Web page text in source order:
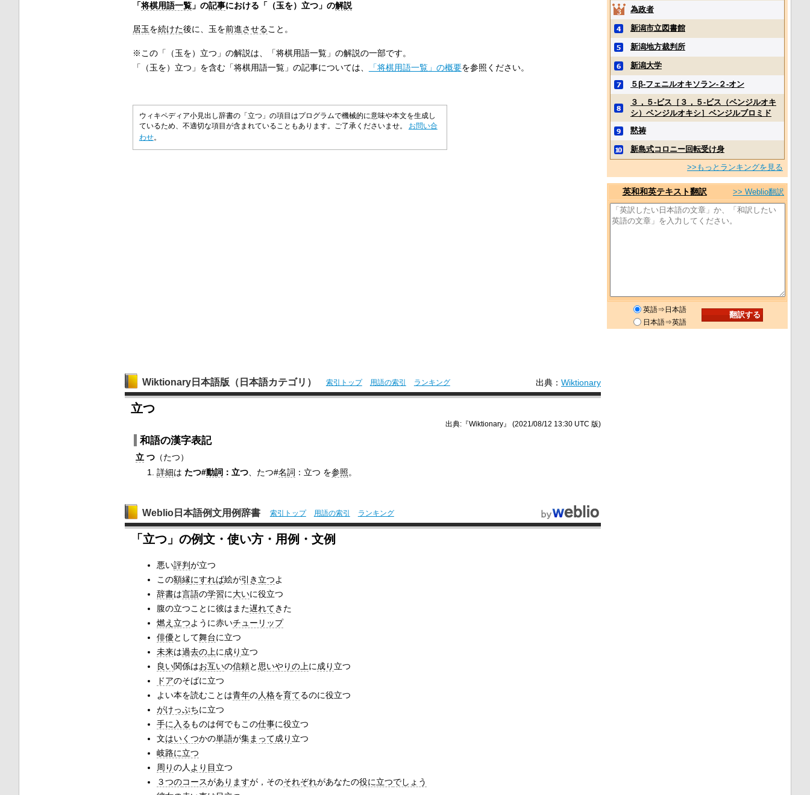
「将棋用語一覧」の記事における「（玉を）立つ」の解説
居玉を続けた後に、玉を前進させること。
※この「（玉を）立つ」の解説は、「将棋用語一覧」の解説の一部です。
「（玉を）立つ」を含む「将棋用語一覧」の記事については、
「将棋用語一覧」の概要を参照ください。
ウィキペディア小見出し辞書の「立つ」の項目はプログラムで機械的に意味や本文を生成し
ているため、不適切な項目が含まれていることもあります。ご了承くださいませ。 お問い合
わせ。
Wiktionary日本語版（日本語カテゴリ） 索引トップ 用語の索引 ランキング 出典： Wiktionary
立つ
出典:『Wiktionary』 (2021/08/12 13:30 UTC 版)
和語の漢字表記
立つ（たつ）
詳細は たつ#動詞 ：立つ、たつ#名詞 ：立つ を参照。
Weblio日本語例文用例辞書 索引トップ 用語の索引 ランキング
「立つ」の例文・使い方・用例・文例
悪い評判が立つ
この額縁にすれば絵が引き立つよ
辞書は言語の学習に大いに役立つ
腹の立つことに彼はまた遅れてきた
燃え立つように赤いチューリップ
俳優として舞台に立つ
未来は過去の上に成り 立つ
良い関係はお互いの信頼と 思いやりの上に成り 立つ
ドアのそばに立つ
よい本を読むことは青年の人格を育てるのに役立つ
がけっぷちに立つ
手に入るものは何でもこの仕事に役立つ
文はいくつかの単語が集まって成り 立つ
岐路に立つ
周りの人 より目 立つ
３つのコースがありますが，そのそれぞれがあなたの役に立つでしょう
為政者
新潟市立図書館
新潟地方裁判所
新潟大学
５β‐フェニルオキソラン‐２‐オン
３，５‐ビス［３，５‐ビス（ベンジルオキ
シ）ベンジルオキシ］ベンジルブロミド
黙祷
新島式コロニー回転受け身
>>もっとランキングを見る
英和和英テキスト翻訳 >> Weblio翻訳
英語⇒日本語
日本語⇒英語